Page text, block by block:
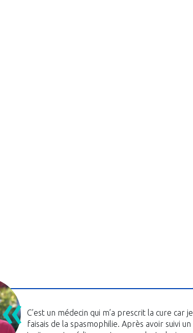
C’est un médecin qui m’a prescrit la cure car je
faisais de la spasmophilie. Après avoir suivi un